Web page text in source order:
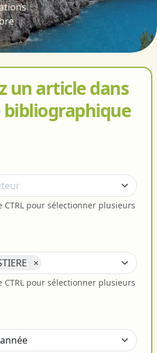
un article dans
bibliographique
CTRL pour sélectionner plusieurs
×
CTRL pour sélectionner plusieurs